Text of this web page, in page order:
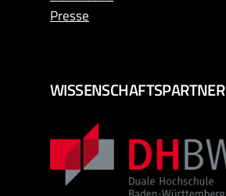
Presse
WISSENSCHAFTSPARTNER